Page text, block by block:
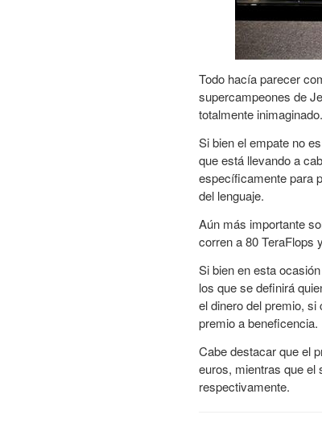
Todo hacía parecer
supercampeones de
totalmente inimaginado.
Si bien el empate no
que está llevando a
específicamente para
del lenguaje.
Aún más importante
corren a 80 TeraFlops y
Si bien en esta
los que se definirá
el dinero del premio,
premio a beneficencia.
Cabe destacar que el
euros, mientras que el
respectivamente.